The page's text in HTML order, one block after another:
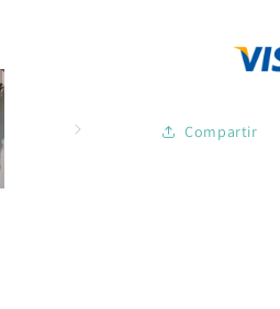
Compartir